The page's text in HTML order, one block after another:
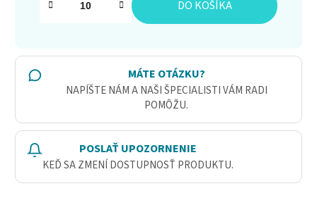
DO KOŠÍKA
MÁTE OTÁZKU?
NAPÍŠTE NÁM A NAŠI ŠPECIALISTI VÁM RADI
POMÔŽU.
POSLAŤ UPOZORNENIE
KEĎ SA ZMENÍ DOSTUPNOSŤ PRODUKTU.